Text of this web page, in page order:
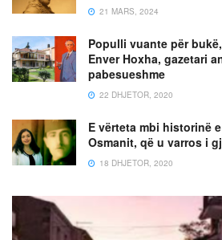
21 MARS, 2024
Populli vuante për
Enver Hoxha, gazetari
pabesueshme
22 DHJETOR, 2020
E vërteta mbi historinë
Osmanit, që u varros i
18 DHJETOR, 2020